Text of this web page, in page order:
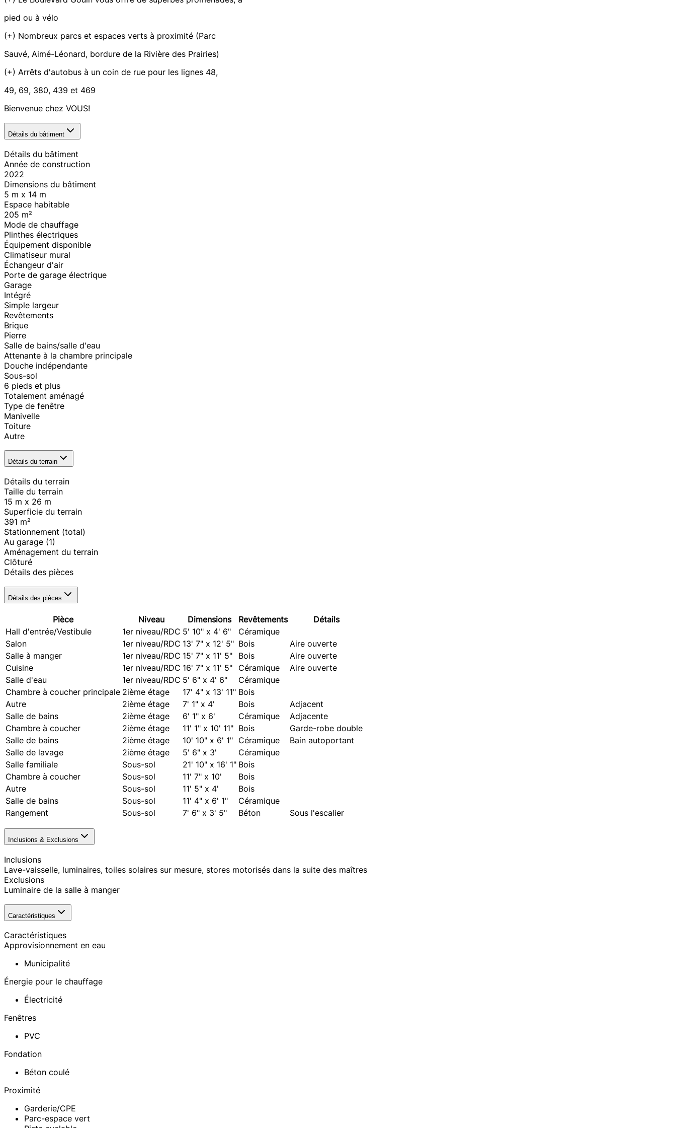
pied ou à vélo
(+) Nombreux parcs et espaces verts à proximité (Parc
Sauvé, Aimé-Léonard, bordure de la Rivière des Prairies)
(+) Arrêts d'autobus à un coin de rue pour les lignes 48,
49, 69, 380, 439 et 469
Bienvenue chez VOUS!
Détails du bâtiment
Détails du bâtiment
Année de construction
2022
Dimensions du bâtiment
5 m x 14 m
Espace habitable
205 m²
Mode de chauffage
Plinthes électriques
Équipement disponible
Climatiseur mural
Échangeur d'air
Porte de garage électrique
Garage
Intégré
Simple largeur
Revêtements
Brique
Pierre
Salle de bains/salle d'eau
Attenante à la chambre principale
Douche indépendante
Sous-sol
6 pieds et plus
Totalement aménagé
Type de fenêtre
Manivelle
Toiture
Autre
Détails du terrain
Détails du terrain
Taille du terrain
15 m x 26 m
Superficie du terrain
391 m²
Stationnement (total)
Au garage (1)
Aménagement du terrain
Clôturé
Détails des pièces
Détails des pièces
Pièce Niveau Dimensions Revêtements
Détails
Hall d'entrée/Vestibule
1er niveau/RDC 5' 10" x 4' 6"
Céramique
Salon
1er niveau/RDC 13' 7" x 12' 5" Bois
Aire ouverte
Salle à manger
1er niveau/RDC 15' 7" x 11' 5" Bois
Aire ouverte
Cuisine
1er niveau/RDC 16' 7" x 11' 5" Céramique
Aire ouverte
Salle d'eau
1er niveau/RDC 5' 6" x 4' 6"
Céramique
Chambre à coucher principale 2ième étage 17' 4" x 13' 11" Bois
Autre
2ième étage 7' 1" x 4' Bois
Adjacent
Salle de bains
2ième étage 6' 1" x 6' Céramique
Adjacente
Chambre à coucher
2ième étage 11' 1" x 10' 11" Bois
Garde-robe double
Salle de bains
2ième étage 10' 10" x 6' 1" Céramique
Bain autoportant
Salle de lavage
2ième étage 5' 6" x 3'
Céramique
Salle familiale
Sous-sol 21' 10" x 16' 1" Bois
Chambre à coucher
Sous-sol 11' 7" x 10'
Bois
Autre
Sous-sol 11' 5" x 4'
Bois
Salle de bains
Sous-sol 11' 4" x 6' 1"
Céramique
Rangement
Sous-sol 7' 6" x 3' 5" Béton Sous l'escalier
Inclusions & Exclusions
Inclusions
Lave-vaisselle, luminaires, toiles solaires sur mesure, stores motorisés dans la suite des maîtres
Exclusions
Luminaire de la salle à manger
Caractéristiques
Caractéristiques
Approvisionnement en eau
Municipalité
Énergie pour le chauffage
Électricité
Fenêtres
PVC
Fondation
Béton coulé
Proximité
Garderie/CPE
Parc-espace vert